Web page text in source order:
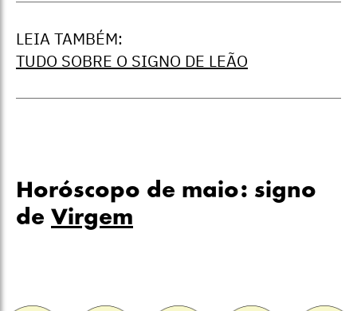
LEIA TAMBÉM:
TUDO SOBRE O SIGNO DE LEÃO
Horóscopo de maio: signo
de Virgem